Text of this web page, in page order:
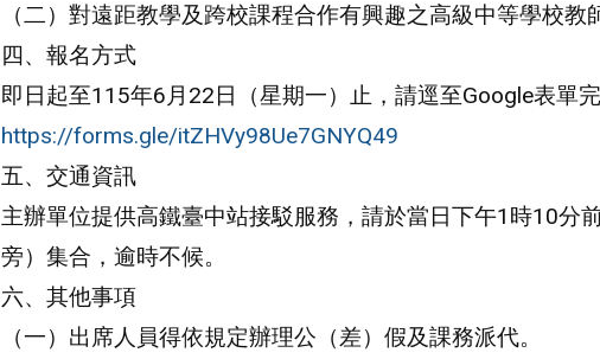
（二）對遠距教學及跨校課程合作有興趣之高級中等學校教
四、報名方式
即日起至115年6月22日（星期一）止，請逕至Google表單完
https://forms.gle/itZHVy98Ue7GNYQ49
五、交通資訊
主辦單位提供高鐵臺中站接駁服務，請於當日下午1時10分
旁）集合，逾時不候。
六、其他事項
（一）出席人員得依規定辦理公（差）假及課務派代。